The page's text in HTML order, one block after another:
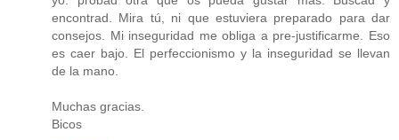
encontrad. Mira tú, ni que estuviera preparado para dar
consejos. Mi inseguridad me obliga a pre-justificarme. Eso
es caer bajo. El perfeccionismo y la inseguridad se llevan
de la mano.
Muchas gracias.
Bicos